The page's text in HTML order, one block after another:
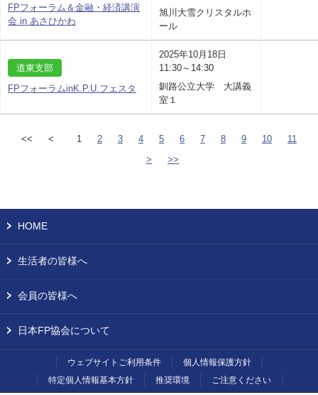
FPフォーラム＆金融・経済講演
会 in あさひかわ
旭川大雪クリスタルホ
ール
道東支部
FPフォーラムinK.P.U.フェスタ
2025年10月18日
11:30～14:30
釧路公立大学 大講義
室１
<< < 1 2 3 4 5 6 7 8 9 10
11
>
>>
HOME
生活者の皆様へ
会員の皆様へ
日本FP協会について
ウェブサイトご利用条件
個人情報保護方針
特定個人情報基本方針
推奨環境 ご注意ください